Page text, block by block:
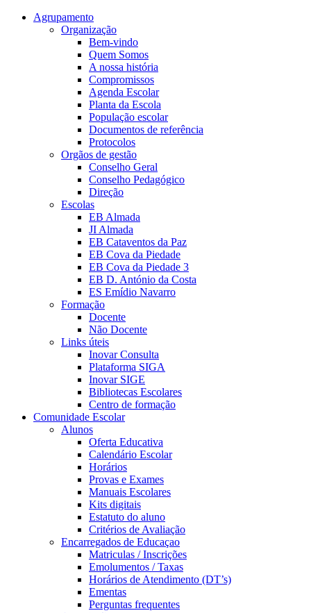
Agrupamento
Organização
Bem-vindo
Quem Somos
A nossa história
Compromissos
Agenda Escolar
Planta da Escola
População escolar
Documentos de referência
Protocolos
Orgãos de gestão
Conselho Geral
Conselho Pedagógico
Direção
Escolas
EB Almada
JI Almada
EB Cataventos da Paz
EB Cova da Piedade
EB Cova da Piedade 3
EB D. António da Costa
ES Emídio Navarro
Formação
Docente
Não Docente
Links úteis
Inovar Consulta
Plataforma SIGA
Inovar SIGE
Bibliotecas Escolares
Centro de formação
Comunidade Escolar
Alunos
Oferta Educativa
Calendário Escolar
Horários
Provas e Exames
Manuais Escolares
Kits digitais
Estatuto do aluno
Critérios de Avaliação
Encarregados de Educaçao
Matriculas / Inscrições
Emolumentos / Taxas
Horários de Atendimento (DT’s)
Ementas
Perguntas frequentes